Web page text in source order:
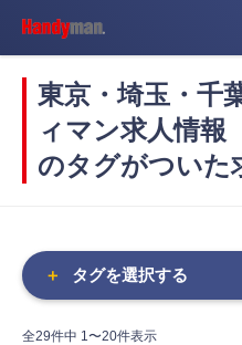
東京・埼玉・千
ィマン求人情報
のタグがついた
＋ タグを選択する
全29件中 1〜20件表示